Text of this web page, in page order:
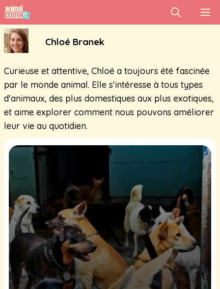
Aller
au
contenu
Chloé Branek
Curieuse et attentive, Chloé a toujours été fascinée
par le monde animal. Elle s'intéresse à tous types
d'animaux, des plus domestiques aux plus exotiques,
et aime explorer comment nous pouvons améliorer
leur vie au quotidien.